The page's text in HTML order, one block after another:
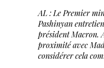
AL : Le Premier
Pashinyan
président Macron.
proximité avec
considérer cela